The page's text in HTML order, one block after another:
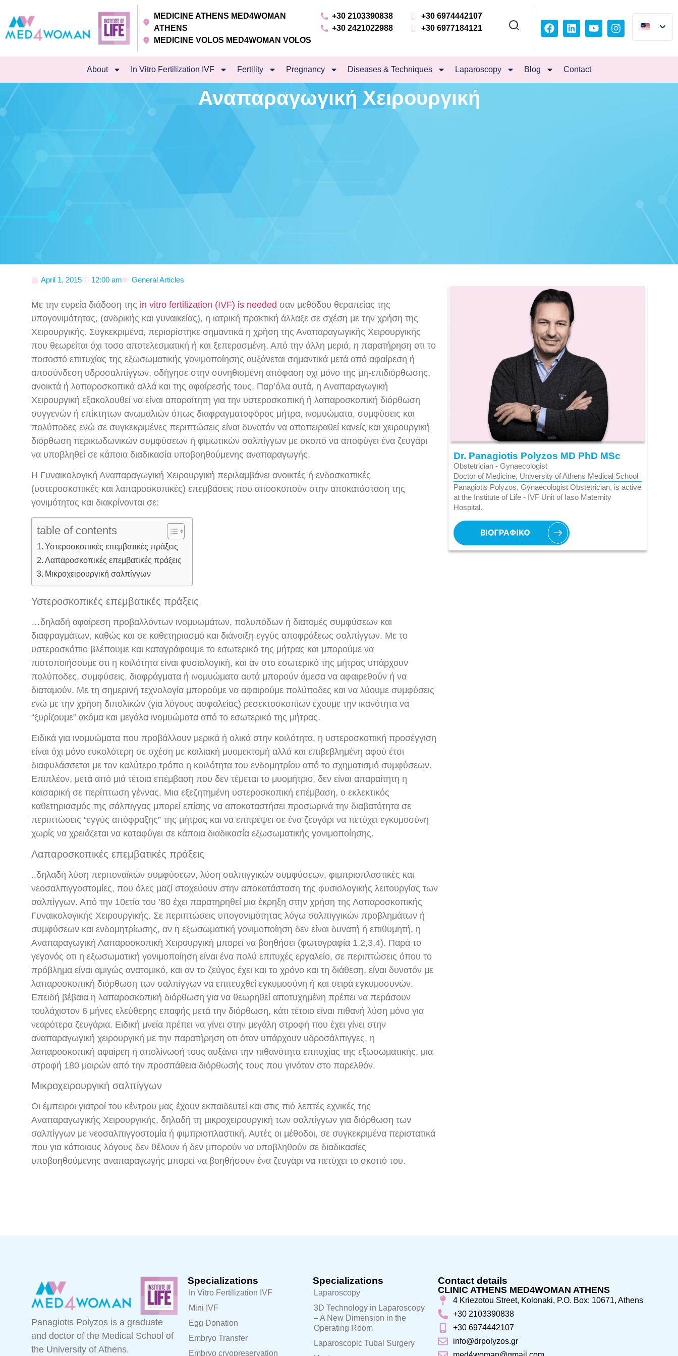
MEDICINE ATHENS MED4WOMAN
ATHENS
MEDICINE VOLOS MED4WOMAN VOLOS
+30 2103390838
+30 2421022988
+30 6974442107
+30 6977184121
About In Vitro Fertilization IVF Fertility Pregnancy Diseases & Techniques Laparoscopy Blog Contact
Αναπαραγωγική Χειρουργική
April 1, 2015 12:00 am General Articles
Με την ευρεία διάδοση της in vitro fertilization (IVF) is needed σαν μεθόδου θεραπείας της
υπογονιμότητας, (ανδρικής και γυναικείας), η ιατρική πρακτική άλλαξε σε σχέση με την χρήση της
Χειρουργικής. Συγκεκριμένα, περιορίστηκε σημαντικά η χρήση της Αναπαραγωγικής Χειρουργικής
που θεωρείται όχι τοσο αποτελεσματική ή και ξεπερασμένη. Από την άλλη μεριά, η παρατήρηση οτι το
ποσοστό επιτυχίας της εξωσωματικής γονιμοποίησης αυξάνεται σημαντικά μετά από αφαίρεση ή
αποσύνδεση υδροσαλπίγγων, οδήγησε στην συνηθισμένη απόφαση οχι μόνο της μη-επιδιόρθωσης,
ανοικτά ή λαπαροσκοπικά αλλά και της αφαίρεσής τους. Παρ’όλα αυτά, η Αναπαραγωγική
Χειρουργική εξακολουθεί να είναι απαραίτητη για την υστεροσκοπική ή λαπαροσκοπική διόρθωση
συγγενών ή επίκτητων ανωμαλιών όπως διαφραγματοφόρος μήτρα, ινομυώματα, συμφύσεις και
πολύποδες ενώ σε συγκεκριμένες περιπτώσεις είναι δυνατόν να αποπειραθεί κανείς και χειρουργική
διόρθωση περικωδωνικών συμφύσεων ή φιμωτικών σαλπίγγων με σκοπό να αποφύγει ένα ζευγάρι
να υποβληθεί σε κάποια διαδικασία υποβοηθούμενης αναπαραγωγής.
Η Γυναικολογική Αναπαραγωγική Χειρουργική περιλαμβάνει ανοικτές ή ενδοσκοπικές
(υστεροσκοπικές και λαπαροσκοπικές) επεμβάσεις που αποσκοπούν στην αποκατάσταση της
γονιμότητας και διακρίνονται σε:
table of contents
Υστεροσκοπικές επεμβατικές πράξεις
Λαπαροσκοπικές επεμβατικές πράξεις
Μικροχειρουργική σαλπίγγων
Υστεροσκοπικές επεμβατικές πράξεις
…δηλαδή αφαίρεση προβαλλόντων ινομυωμάτων, πολυπόδων ή διατομές συμφύσεων και
διαφραγμάτων, καθώς και σε καθετηριασμό και διάνοιξη εγγύς αποφράξεως σαλπίγγων. Με το
υστεροσκόπιο βλέπουμε και καταγράφουμε το εσωτερικό της μήτρας και μπορούμε να
πιστοποιήσουμε οτι η κοιλότητα είναι φυσιολογική, και άν στο εσωτερικό της μήτρας υπάρχουν
πολύποδες, συμφύσεις, διαφράγματα ή ινομυώματα αυτά μπορούν άμεσα να αφαιρεθούν ή να
διαταμούν. Με τη σημερινή τεχνολογία μπορούμε να αφαιρούμε πολύποδες και να λύουμε συμφύσεις
ενώ με την χρήση διπολικών (για λόγους ασφαλείας) ρεσεκτοσκοπίων έχουμε την ικανότητα να
“ξυρίζουμε” ακόμα και μεγάλα ινομυώματα από το εσωτερικό της μήτρας.
Ειδικά για ινομυώματα που προβάλλουν μερικά ή ολικά στην κοιλότητα, η υστεροσκοπική προσέγγιση
είναι όχι μόνο ευκολότερη σε σχέση με κοιλιακή μυομεκτομή αλλά και επιβεβλημένη αφού έτσι
διαφυλάσσεται με τον καλύτερο τρόπο η κοιλότητα του ενδομητρίου από το σχηματισμό συμφύσεων.
Επιπλέον, μετά από μιά τέτοια επέμβαση που δεν τέμεται το μυομήτριο, δεν είναι απαραίτητη η
καισαρική σε περίπτωση γέννας. Μια εξεζητημένη υστεροσκοπική επέμβαση, ο εκλεκτικός
καθετηριασμός της σάλπιγγας μπορεί επίσης να αποκαταστήσει προσωρινά την διαβατότητα σε
περιπτώσεις “εγγύς απόφραξης” της μήτρας και να επιτρέψει σε ένα ζευγάρι να πετύχει εγκυμοσύνη
χωρίς να χρειάζεται να καταφύγει σε κάποια διαδικασία εξωσωματικής γονιμοποίησης.
Λαπαροσκοπικές επεμβατικές πράξεις
..δηλαδή λύση περιτοναϊκών συμφύσεων, λύση σαλπιγγικών συμφύσεων, φιμπριοπλαστικές και
νεοσαλπιγγοστομίες, που όλες μαζί στοχεύουν στην αποκατάσταση της φυσιολογικής λειτουργίας των
σαλπίγγων. Από την 10ετία του ’80 έχει παρατηρηθεί μια έκρηξη στην χρήση της Λαπαροσκοπικής
Γυναικολογικής Χειρουργικής. Σε περιπτώσεις υπογονιμότητας λόγω σαλπιγγικών προβλημάτων ή
συμφύσεων και ενδομητρίωσης, αν η εξωσωματική γονιμοποίηση δεν είναι δυνατή ή επιθυμητή, η
Αναπαραγωγική Λαπαροσκοπική Χειρουργική μπορεί να βοηθήσει (φωτογραφία 1,2,3,4). Παρά το
γεγονός οτι η εξωσωματική γονιμοποίηση είναι ένα πολύ επιτυχές εργαλείο, σε περιπτώσεις όπου το
πρόβλημα είναι αμιγώς ανατομικό, και αν το ζεύγος έχει και το χρόνο και τη διάθεση, είναι δυνατόν με
λαπαροσκοπική διόρθωση των σαλπίγγων να επιτευχθεί εγκυμοσύνη ή και σειρά εγκυμοσυνών.
Επειδή βέβαια η λαπαροσκοπική διόρθωση για να θεωρηθεί αποτυχημένη πρέπει να περάσουν
τουλάχιστον 6 μήνες ελεύθερης επαφής μετά την διόρθωση, κάτι τέτοιο είναι πιθανή λύση μόνο για
νεαρότερα ζευγάρια. Ειδική μνεία πρέπει να γίνει στην μεγάλη στροφή που έχει γίνει στην
αναπαραγωγική χειρουργική με την παρατήρηση οτι όταν υπάρχουν υδροσάλπιγγες, η
λαπαροσκοπική αφαίρεη ή απολίνωσή τους αυξάνει την πιθανότητα επιτυχίας της εξωσωματικής, μια
στροφή 180 μοιρών από την προσπάθεια διόρθωσής τους που γινόταν στο παρελθόν.
Μικροχειρουργική σαλπίγγων
Οι έμπειροι γιατροί του κέντρου μας έχουν εκπαιδευτεί και στις πιό λεπτές εχνικές της
Αναπαραγωγικής Χειρουργικής, δηλαδή τη μικροχειρουργική των σαλπίγγων για διόρθωση των
σαλπίγγων με νεοσαλπιγγοστομία ή φιμπριοπλαστική. Αυτές οι μέθοδοι, σε συγκεκριμένα περιστατικά
που για κάποιους λόγους δεν θέλουν ή δεν μπορούν να υποβληθούν σε διαδικασίες
υποβοηθούμενης αναπαραγωγής μπορεί να βοηθήσουν ένα ζευγάρι να πετύχει το σκοπό του.
Dr. Panagiotis Polyzos MD PhD MSc
Obstetrician - Gynaecologist
Doctor of Medicine, University of Athens Medical School
Panagiotis Polyzos, Gynaecologist Obstetrician, is active
at the Institute of Life - IVF Unit of Iaso Maternity
Hospital.
Panagiotis Polyzos is a graduate
and doctor of the Medical School of
the University of Athens.
Specializations
In Vitro Fertilization IVF
Mini IVF
Egg Donation
Embryo Transfer
Embryo cryopreservation
Specializations
Laparoscopy
3D Technology in Laparoscopy
– A New Dimension in the
Operating Room
Laparoscopic Tubal Surgery
Contact details
CLINIC ATHENS MED4WOMAN ATHENS
4 Kriezotou Street, Kolonaki, P.O. Box: 10671, Athens
+30 2103390838
+30 6974442107
info@drpolyzos.gr